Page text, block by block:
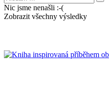
Nic jsme nenašli :-(
Zobrazit všechny výsledky